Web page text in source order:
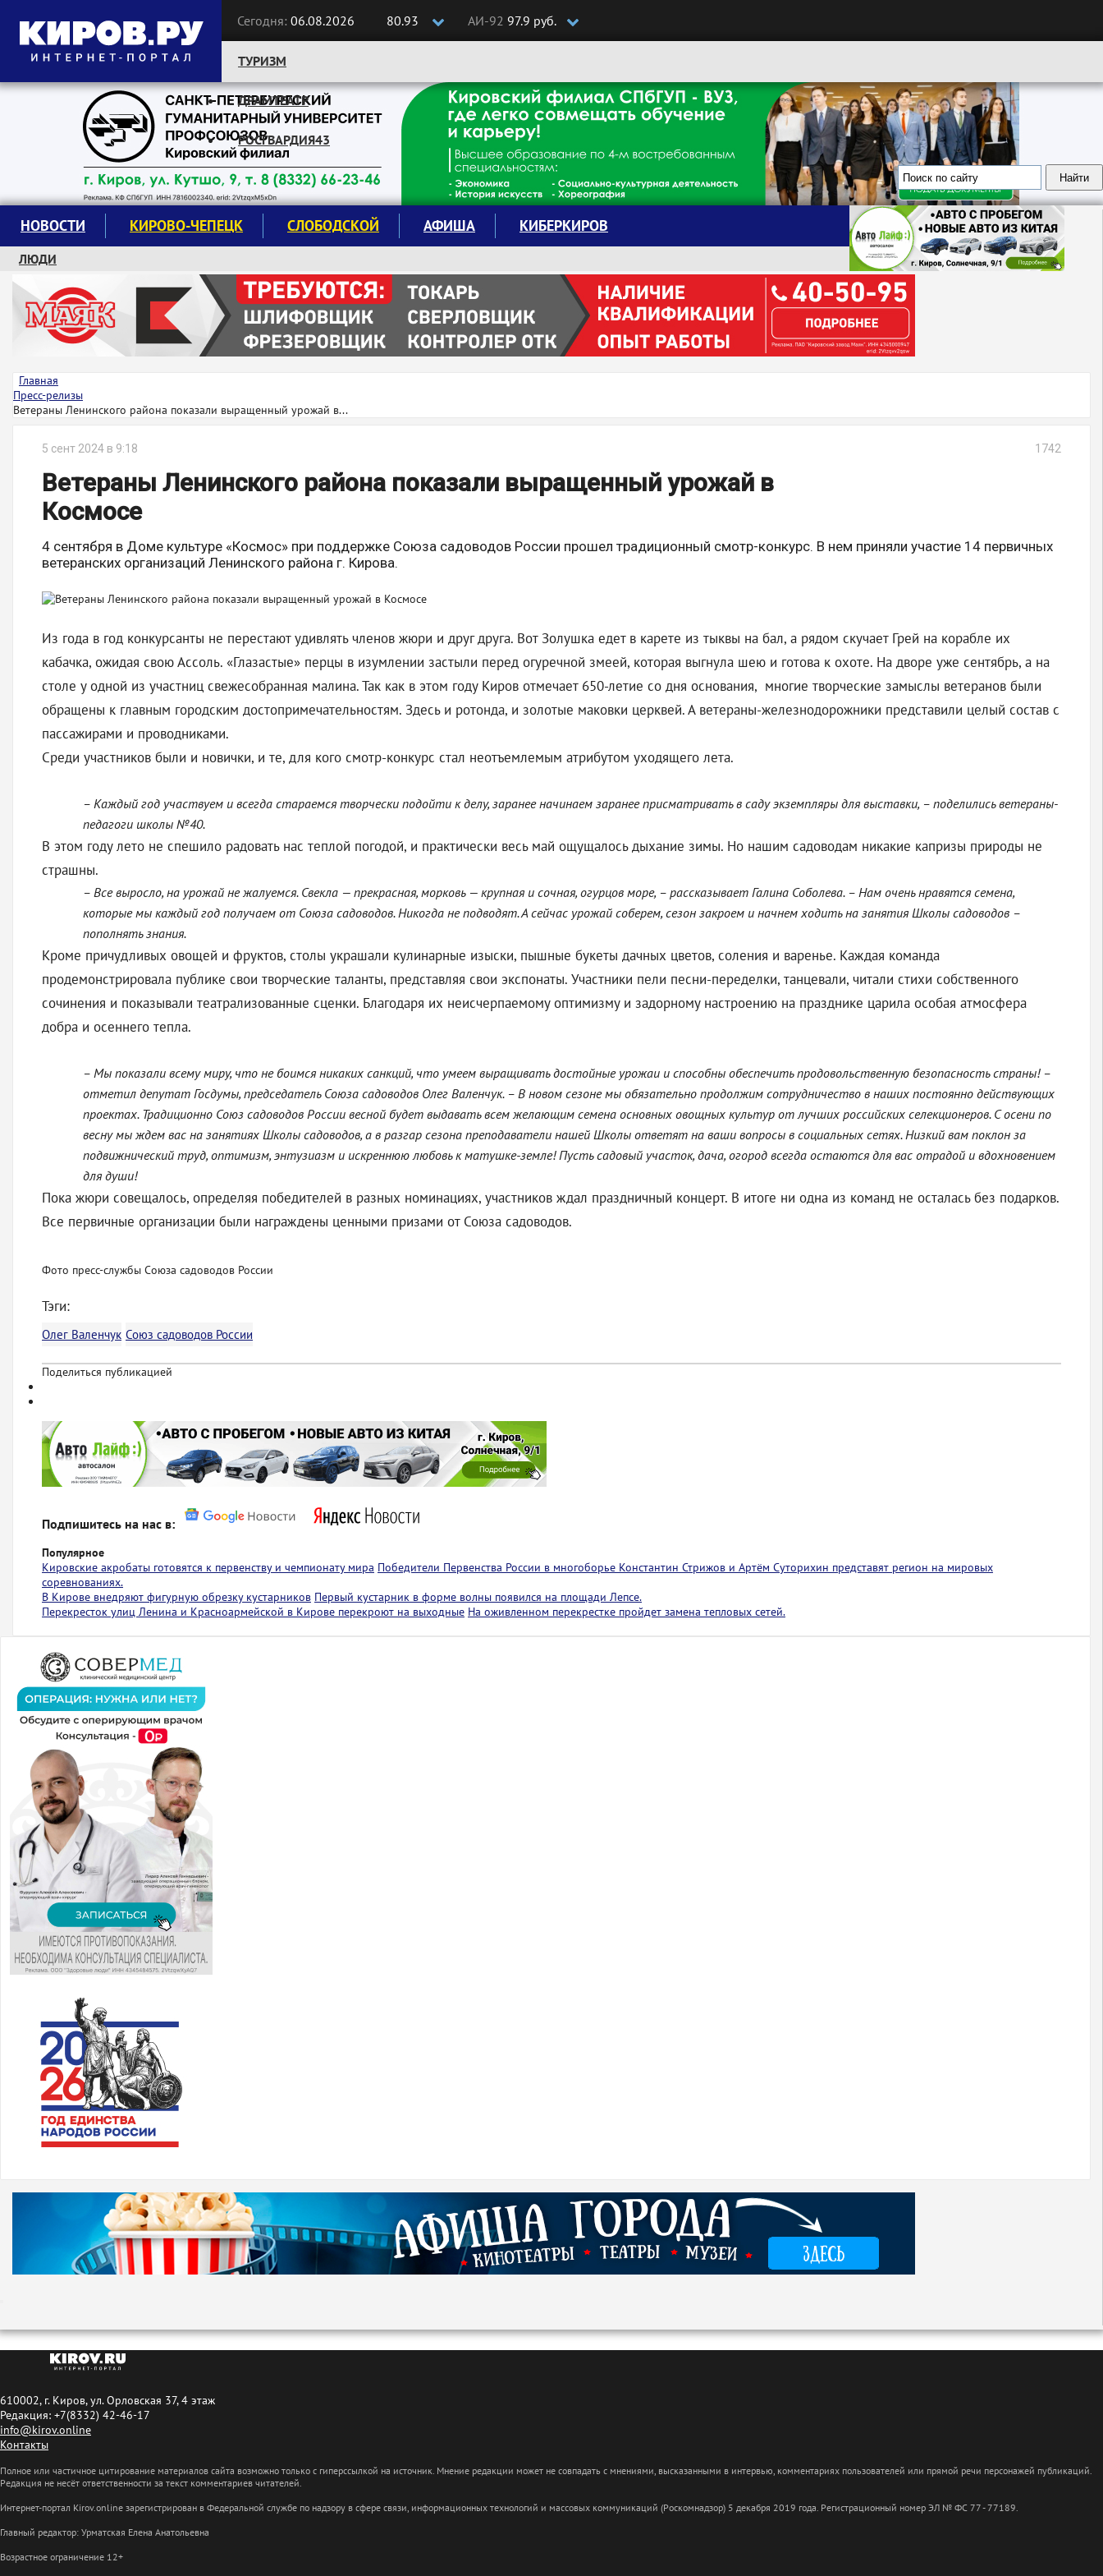
Сегодня: 06.08.2026 80.93 АИ-92 97.9 руб.
Следите за новостями:
ТУРИЗМ
ДРАМТЕАТР
РОСГВАРДИЯ43
НОВОСТИ КИРОВО-ЧЕПЕЦК СЛОБОДСКОЙ АФИША КИБЕРКИРОВ
ЛЮДИ
КРУЖКИ И СЕКЦИИ
ЗАВОДУ "МАЯК" 85 ЛЕТ
ЭКОЛОГИЯ
Главная
Пресс-релизы
Ветераны Ленинского района показали выращенный урожай в...
5 сент 2024 в 9:18 1742
Ветераны Ленинского района показали выращенный урожай в
Космосе
4 сентября в Доме культуре «Космос» при поддержке Союза садоводов России прошел традиционный смотр-конкурс. В нем приняли участие 14 первичных
ветеранских организаций Ленинского района г. Кирова.
Из года в год конкурсанты не перестают удивлять членов жюри и друг друга. Вот Золушка едет в карете из тыквы на бал, а рядом скучает Грей на корабле их
кабачка, ожидая свою Ассоль. «Глазастые» перцы в изумлении застыли перед огуречной змеей, которая выгнула шею и готова к охоте. На дворе уже сентябрь, а на
столе у одной из участниц свежесобранная малина. Так как в этом году Киров отмечает 650-летие со дня основания, многие творческие замыслы ветеранов были
обращены к главным городским достопримечательностям. Здесь и ротонда, и золотые маковки церквей. А ветераны-железнодорожники представили целый состав с
пассажирами и проводниками.
Среди участников были и новички, и те, для кого смотр-конкурс стал неотъемлемым атрибутом уходящего лета.
– Каждый год участвуем и всегда стараемся творчески подойти к делу, заранее начинаем заранее присматривать в саду экземпляры для выставки, – поделились ветераны-
педагоги школы №40.
В этом году лето не спешило радовать нас теплой погодой, и практически весь май ощущалось дыхание зимы. Но нашим садоводам никакие капризы природы не
страшны.
– Все выросло, на урожай не жалуемся. Свекла — прекрасная, морковь — крупная и сочная, огурцов море, – рассказывает Галина Соболева. – Нам очень нравятся семена,
которые мы каждый год получаем от Союза садоводов. Никогда не подводят. А сейчас урожай соберем, сезон закроем и начнем ходить на занятия Школы садоводов –
пополнять знания.
Кроме причудливых овощей и фруктов, столы украшали кулинарные изыски, пышные букеты дачных цветов, соления и варенье. Каждая команда
продемонстрировала публике свои творческие таланты, представляя свои экспонаты. Участники пели песни-переделки, танцевали, читали стихи собственного
сочинения и показывали театрализованные сценки. Благодаря их неисчерпаемому оптимизму и задорному настроению на празднике царила особая атмосфера
добра и осеннего тепла.
– Мы показали всему миру, что не боимся никаких санкций, что умеем выращивать достойные урожаи и способны обеспечить продовольственную безопасность страны! –
отметил депутат Госдумы, председатель Союза садоводов Олег Валенчук. – В новом сезоне мы обязательно продолжим сотрудничество в наших постоянно действующих
проектах. Традиционно Союз садоводов России весной будет выдавать всем желающим семена основных овощных культур от лучших российских селекционеров. С осени по
весну мы ждем вас на занятиях Школы садоводов, а в разгар сезона преподаватели нашей Школы ответят на ваши вопросы в социальных сетях. Низкий вам поклон за
подвижнический труд, оптимизм, энтузиазм и искреннюю любовь к матушке-земле! Пусть садовый участок, дача, огород всегда остаются для вас отрадой и вдохновением
для души!
Пока жюри совещалось, определяя победителей в разных номинациях, участников ждал праздничный концерт. В итоге ни одна из команд не осталась без подарков.
Все первичные организации были награждены ценными призами от Союза садоводов.
Фото пресс-службы Союза садоводов России
Тэги:
Олег Валенчук Союз садоводов России
Поделиться публикацией
Подпишитесь на нас в:
Популярное
Кировские акробаты готовятся к первенству и чемпионату мира Победители Первенства России в многоборье Константин Стрижов и Артём Суторихин представят регион на мировых
соревнованиях.
В Кирове внедряют фигурную обрезку кустарников Первый кустарник в форме волны появился на площади Лепсе.
Перекресток улиц Ленина и Красноармейской в Кирове перекроют на выходные На оживленном перекрестке пройдет замена тепловых сетей.
610002, г. Киров, ул. Орловская 37, 4 этаж
Редакция: +7(8332) 42-46-17
info@kirov.online
Контакты
Полное или частичное цитирование материалов сайта возможно только с гиперссылкой на источник. Мнение редакции может не совпадать с мнениями, высказанными в интервью, комментариях пользователей или прямой речи персонажей публикаций.
Редакция не несёт ответственности за текст комментариев читателей.
Интернет-портал Kirov.online зарегистрирован в Федеральной службе по надзору в сфере связи, информационных технологий и массовых коммуникаций (Роскомнадзор) 5 декабря 2019 года. Регистрационный номер ЭЛ № ФС 77 - 77189.
Главный редактор: Урматская Елена Анатольевна
Возрастное ограничение 12+